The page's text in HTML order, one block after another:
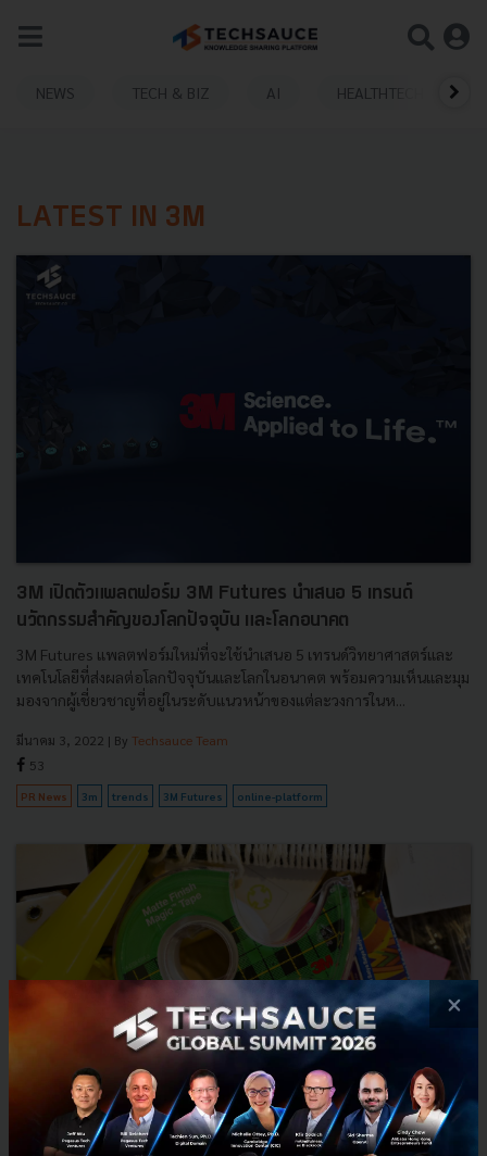
NEWS TECH & BIZ AI HEALTHTECH
LATEST IN 3M
3M เปิดตัวแพลตฟอร์ม 3M Futures นำเสนอ 5 เทรนด์
นวัตกรรมสำคัญของโลกปัจจุบัน และโลกอนาคต
3M Futures แพลตฟอร์มใหม่ที่จะใช้นำเสนอ 5 เทรนด์วิทยาศาสตร์และ
เทคโนโลยีที่ส่งผลต่อโลกปัจจุบันและโลกในอนาคต พร้อมความเห็นและมุม
มองจากผู้เชี่ยวชาญที่อยู่ในระดับแนวหน้าของแต่ละวงการในห...
มีนาคม 3, 2022 | By Techsauce Team
53
PR News 3m trends 3M Futures online-platform
3M ผู้ผลิตกระดาษ Post-It และสก๊อตเทป เตรียมปลดพนังงาน
×